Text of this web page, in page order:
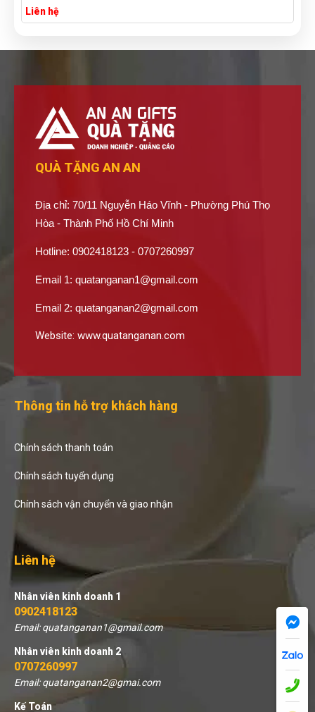
Liên hệ
QUÀ TẶNG AN AN
Địa chỉ: 70/11 Nguyễn Háo Vĩnh - Phường Phú Thọ
Hòa - Thành Phố Hồ Chí Minh
Hotline: 0902418123 - 0707260997
Email 1: quatanganan1@gmail.com
Email 2: quatanganan2@gmail.com
Website: www.quatanganan.com
Thông tin hỗ trợ khách hàng
Chính sách thanh toán
Chính sách tuyển dụng
Chính sách vận chuyển và giao nhận
Liên hệ
Nhân viên kinh doanh 1
0902418123
Email: quatanganan1@gmail.com
Nhân viên kinh doanh 2
0707260997
Email: quatanganan2@gmai.com
Kế Toán